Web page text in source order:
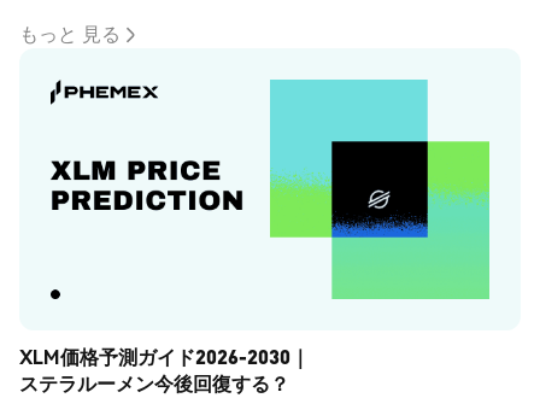
もっと 見る
XLM価格予測ガイド2026-2030｜
ステラルーメン今後回復する？